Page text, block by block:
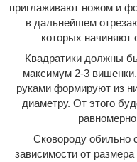
приглаживают ножом и
в дальнейшем
которых начиняют
Квадратики должны
максимум 2-3
руками формируют из
диаметру. От этого
Сковороду обильно
зависимости от